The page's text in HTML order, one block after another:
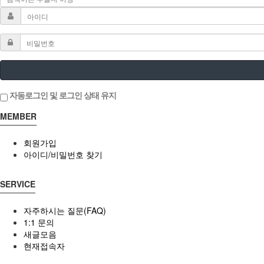
자동로그인 및 로그인 상태 유지
MEMBER
회원가입
아이디/비밀번호 찾기
SERVICE
자주하시는 질문(FAQ)
1:1 문의
새글모음
현재접속자